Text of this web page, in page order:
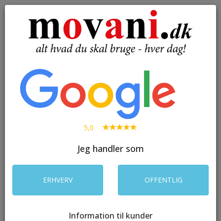
Toggle
5,0
Jeg handler som
ERHVERV OFFENTLIG
Information til kunder